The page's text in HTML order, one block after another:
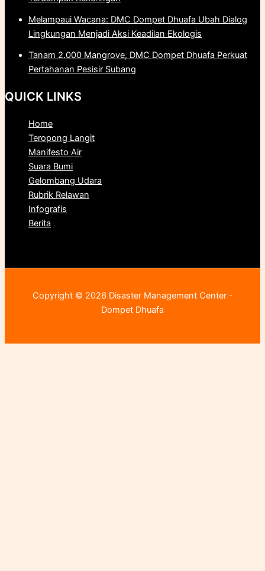
Melampaui Wacana: DMC Dompet Dhuafa Ubah Dialog
Lingkungan Menjadi Aksi Keadilan Ekologis
Tanam 2.000 Mangrove, DMC Dompet Dhuafa Perkuat
Pertahanan Pesisir Subang
QUICK LINKS
Home
Teropong Langit
Manifesto Air
Suara Bumi
Gelombang Udara
Rubrik Relawan
Infografis
Berita
Copyright © 2026 Disaster Management Center -
Dompet Dhuafa